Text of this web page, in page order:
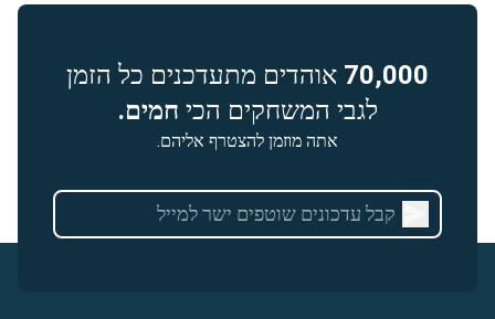
70,000 אוהדים מתעדכנים כל הזמן
לגבי המשחקים הכי חמים.
אתה מוזמן להצטרף אליהם.